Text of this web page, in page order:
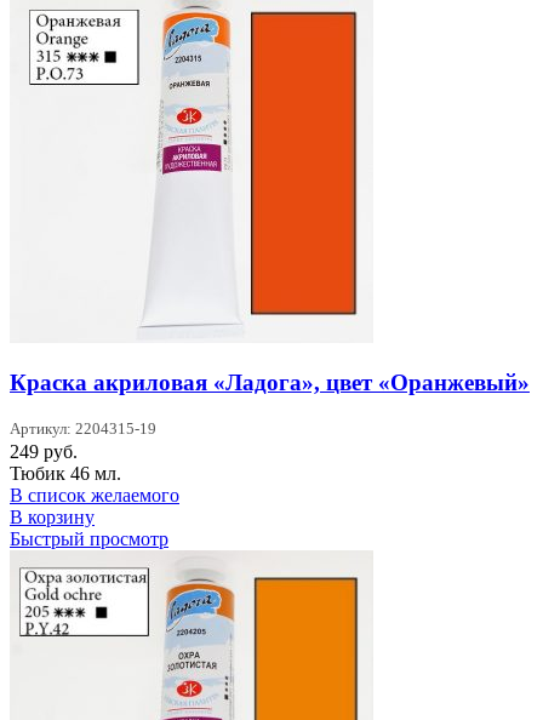
Краска акриловая «Ладога», цвет «Оранжевый»
Артикул: 2204315-19
249 руб.
Тюбик 46 мл.
В список желаемого
В корзину
Быстрый просмотр